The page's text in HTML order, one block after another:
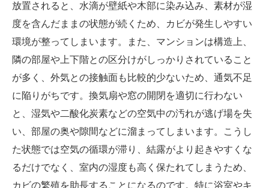
放置されると、水滴が壁紙や木部に染み込み、素材が湿
度を含んだままの状態が続くため、カビが発生しやすい
環境が整ってしまいます。また、マンションは構造上、
隣の部屋や上下階との区分けがしっかりされていること
が多く、外気との接触面も比較的少ないため、通気不足
に陥りがちです。換気扇や窓の開閉を適切に行わない
と、湿気や二酸化炭素などの空気中の汚れが逃げ場を失
い、部屋の奥や隙間などに溜まってしまいます。こうし
た状態では空気の循環が滞り、結露がより起きやすくな
るだけでなく、室内の湿度も高く保たれてしまうため、
カビの繁殖を助長することになるのです。特に浴室やキ